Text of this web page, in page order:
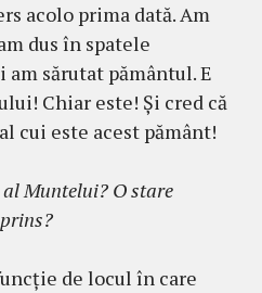
acolo prima dată. Am
dus în spatele
sărutat pă­mântul. E
Chiar este! Şi cred că
cui este acest pământ!
Mun­telui? O stare
de locul în care